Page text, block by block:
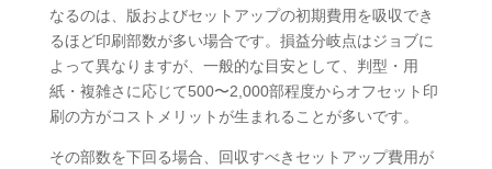
なるのは、版およびセットアップの初期費用を吸収でき
るほど印刷部数が多い場合です。損益分岐点はジョブに
よって異なりますが、一般的な目安として、判型・用
紙・複雑さに応じて500〜2,000部程度からオフセット印
刷の方がコストメリットが生まれることが多いです。
その部数を下回る場合、回収すべきセットアップ費用が